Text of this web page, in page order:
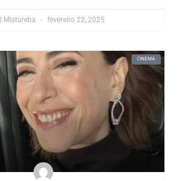
Mistureba fevereiro 22, 2025
CINEMA